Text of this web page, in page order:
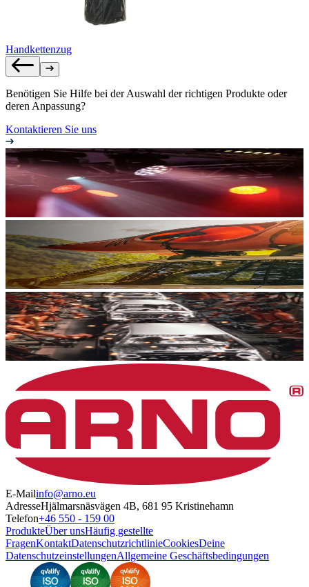
Handkettenzug
Benötigen Sie Hilfe bei der Auswahl der richtigen Produkte oder
deren Anpassung?
Kontaktieren Sie uns
E-Mailinfo@arno.eu
AdresseHjälmarsnäsvägen 4B, 681 95 Kristinehamn
Telefon+46 550 - 159 00
ProdukteÜber unsHäufig gestellte
FragenKontaktDatenschutzrichtlinieCookiesDeine
DatenschutzeinstellungenAllgemeine Geschäftsbedingungen